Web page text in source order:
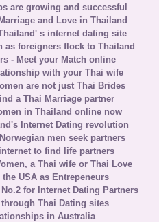
are growing and successful
and Love in Thailand
s internet dating site
as foreigners flock to Thailand
- Meet your Match online
with your Thai wife
are not just Thai Brides
a Thai Marriage partner
in Thailand online now
Internet Dating revolution
men seek partners
to find life partners
a Thai wife or Thai Love
USA as Entrepeneurs
for Internet Dating Partners
Thai Dating sites
in Australia